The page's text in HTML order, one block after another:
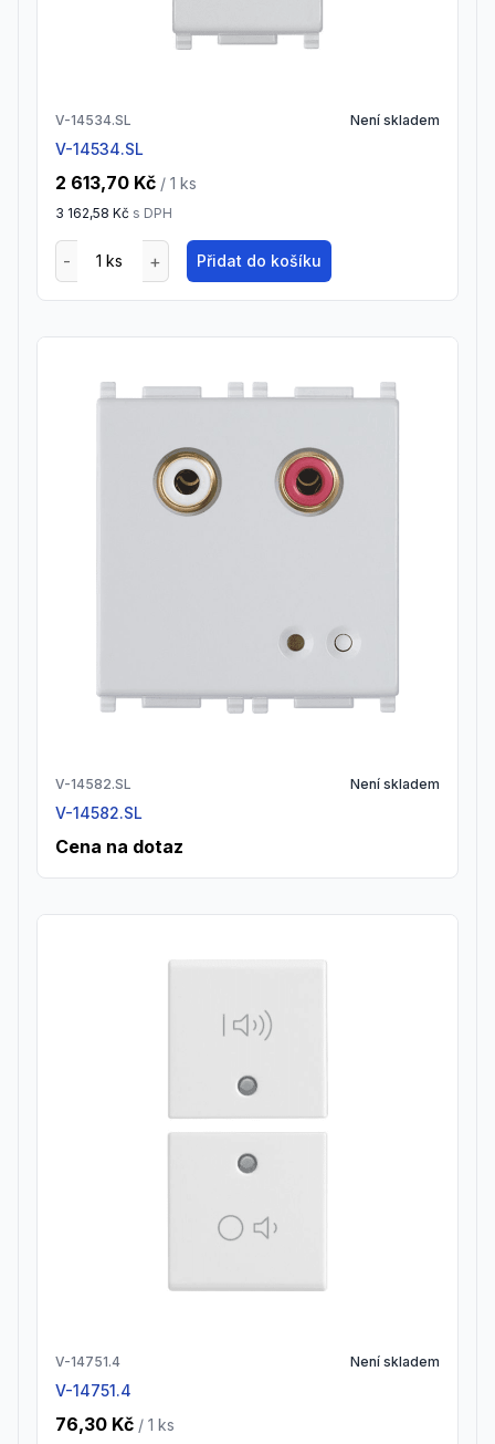
V-14534.SL Není skladem
V-14534.SL
2 613,70 Kč / 1 ks
3 162,58 Kč s DPH
Přidat do košíku
V-14582.SL Není skladem
V-14582.SL
Cena na dotaz
V-14751.4 Není skladem
V-14751.4
76,30 Kč / 1 ks